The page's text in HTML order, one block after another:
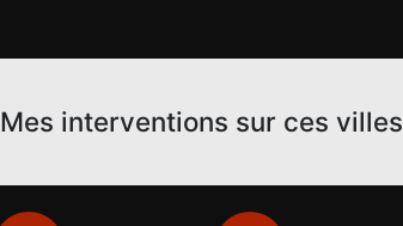
Mes interventions sur ces villes